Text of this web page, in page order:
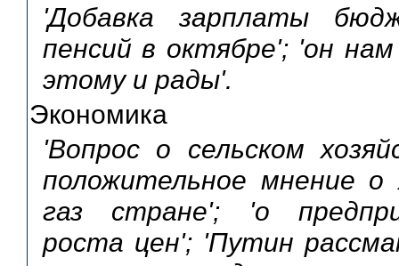
'Добавка зарплаты
пенсий в октябре'; 'он
этому и рады'.
Экономика
'Вопрос о сельском
положительное мнение
газ стране'; 'о
роста цен'; 'Путин